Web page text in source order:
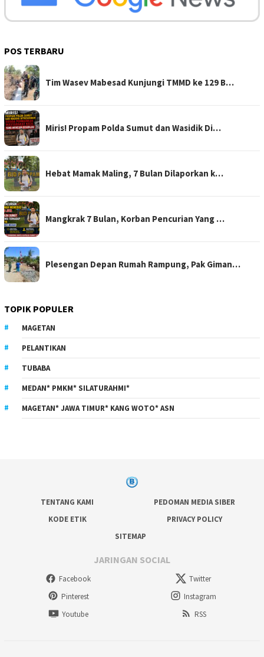
POS TERBARU
Tim Wasev Mabesad Kunjungi TMMD ke 129 B…
Miris! Propam Polda Sumut dan Wasidik Di…
Hebat Mamak Maling, 7 Bulan Dilaporkan k…
Mangkrak 7 Bulan, Korban Pencurian Yang …
Plesengan Depan Rumah Rampung, Pak Giman…
TOPIK POPULER
MAGETAN
PELANTIKAN
TUBABA
MEDAN* PMKM* SILATURAHMI*
MAGETAN* JAWA TIMUR* KANG WOTO* ASN
TENTANG KAMI
PEDOMAN MEDIA SIBER
KODE ETIK
PRIVACY POLICY
SITEMAP
JARINGAN SOCIAL
Facebook
Twitter
Pinterest
Instagram
Youtube
RSS